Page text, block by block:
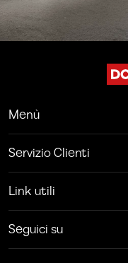
Menù
Servizio Clienti
Link utili
Seguici su